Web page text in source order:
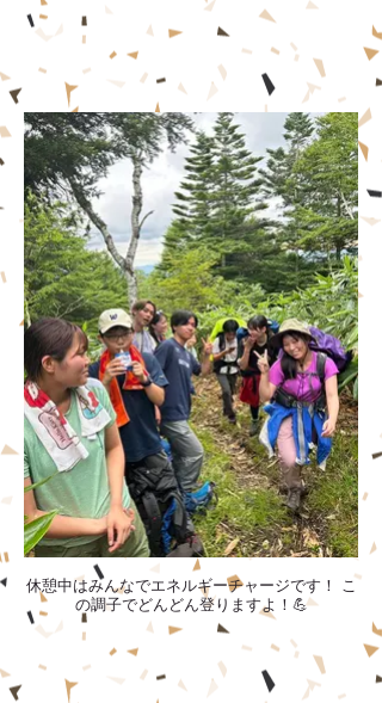
休憩中はみんなでエネルギーチャージです！ こ
の調子でどんどん登りますよ！💪